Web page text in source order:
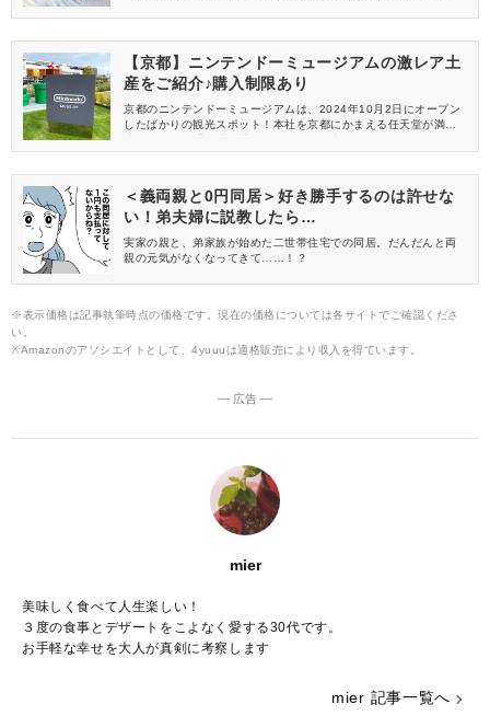
すいお土産を3つご紹介します。子どもにも大人にも喜ばれるおす
【京都】ニンテンドーミュージアムの激レア土
産をご紹介♪購入制限あり
京都のニンテンドーミュージアムは、2024年10月2日にオープン
したばかりの観光スポット！本社を京都にかまえる任天堂が満を
まざまな体験ができますが、こちらの記事ではニンテンドーミュ
＜義両親と0円同居＞好き勝手するのは許せな
い！弟夫婦に説教したら…
実家の親と、弟家族が始めた二世帯住宅での同居。だんだんと両
親の元気がなくなってきて……！？
※表示価格は記事執筆時点の価格です。現在の価格については各サイトでご確認くださ
い。
※Amazonのアソシエイトとして、4yuuuは適格販売により収入を得ています。
― 広告 ―
mier
美味しく食べて人生楽しい！
３度の食事とデザートをこよなく愛する30代です。
お手軽な幸せを大人が真剣に考察します
mier 記事一覧へ